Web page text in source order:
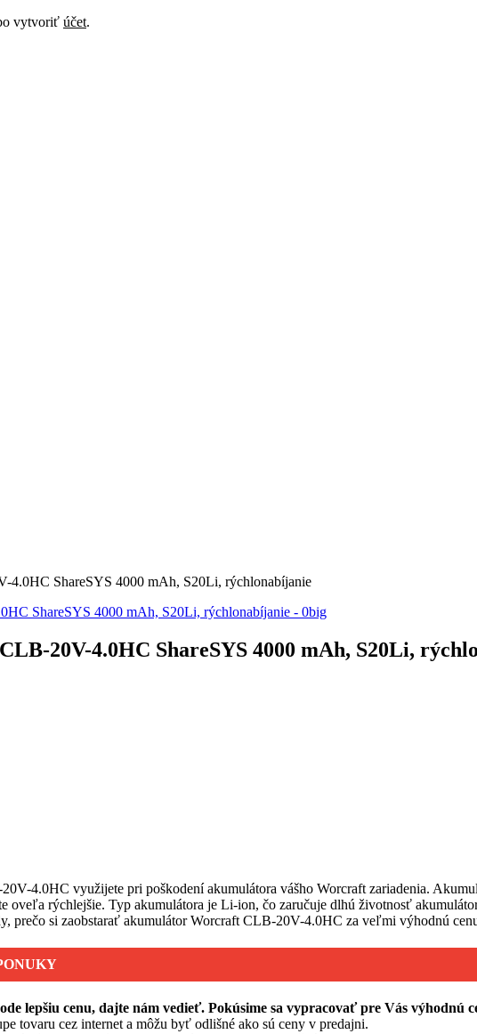
vytvoriť účet.
4.0HC ShareSYS 4000 mAh, S20Li, rýchlonabíjanie
20V-4.0HC ShareSYS 4000 mAh, S20Li,
4.0HC využijete pri poškodení akumulátora vášho Worcraft zariadenia.
oveľa rýchlejšie. Typ akumulátora je Li-ion, čo zaručuje dlhú životnosť
prečo si zaobstarať akumulátor Worcraft CLB-20V-4.0HC za veľmi výhodnú
lepšiu cenu, dajte nám vedieť. Pokúsime sa vypracovať pre Vás výhodnú
tovaru cez internet a môžu byť odlišné ako sú ceny v predajni.